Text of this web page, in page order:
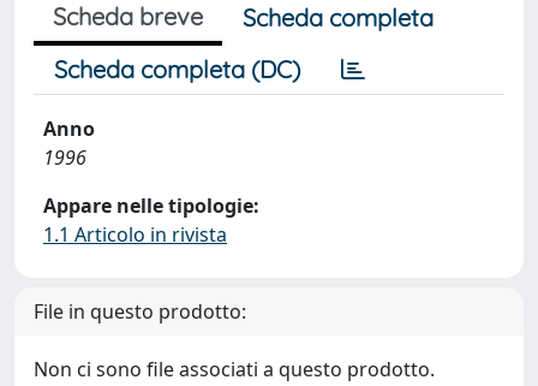
Scheda breve
Scheda completa
Scheda completa (DC)
Anno
1996
Appare nelle tipologie:
1.1 Articolo in rivista
File in questo prodotto:
Non ci sono file associati a questo prodotto.